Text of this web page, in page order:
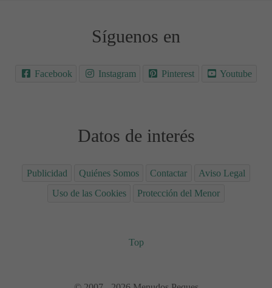
Síguenos en
Facebook Instagram Pinterest Youtube
Datos de interés
Publicidad Quiénes Somos Contactar
Aviso Legal
Uso de las Cookies
Protección del Menor
Top